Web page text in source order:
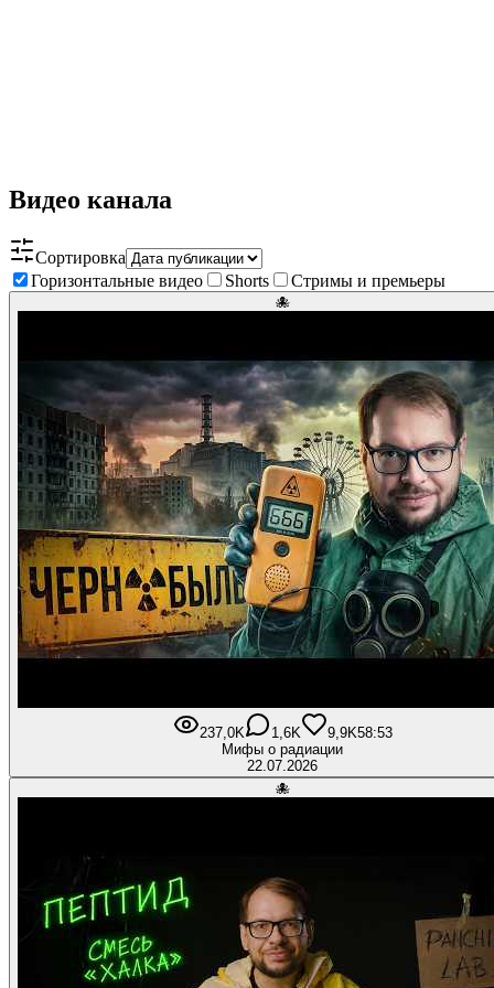
Видео канала
Сортировка
Горизонтальные видео
Shorts Стримы и премьеры
🐙
237,0K 1,6K 9,9K58:53
Мифы о радиации
22.07.2026
🐙